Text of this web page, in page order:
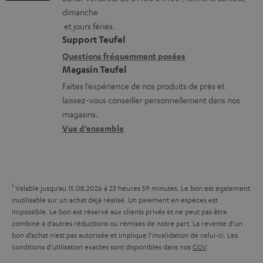
e
s
o
n
s
r
e
l
a
t
s
à
l
’
a
t
i
o
n
s
r
t
i
v
e
t
a
i
l
s
c
o
n
t
dimanche
et jours fériés.
Support Teufel
Questions fréquemment posées
Magasin Teufel
Faites l’expérience de nos produits de près et
laissez-vous conseiller personnellement dans nos
magasins.
Vue d’ensemble
1 Valable jusqu’au 15.08.2026 à 23 heures 59 minutes. Le bon est également
inutilisable sur un achat déjà réalisé. Un paiement en espèces est
impossible. Le bon est réservé aux clients privés et ne peut pas être
combiné à d’autres réductions ou remises de notre part. La revente d’un
bon d’achat n’est pas autorisée et implique l’invalidation de celui-ci. Les
conditions d’utilisation exactes sont disponibles dans nosCGV.